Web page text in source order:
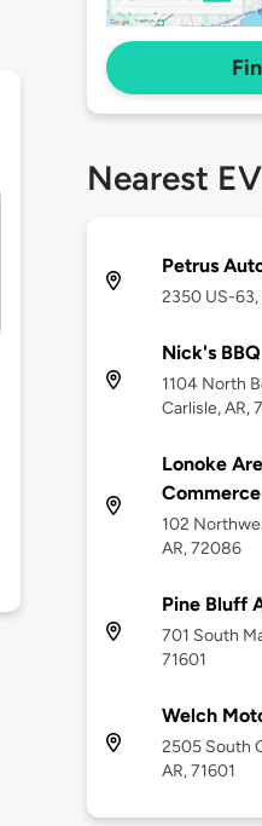
Nearest
Petrus
2350 US-63,
Nick's BBQ
1104 North
Carlisle, AR,
Lonoke
Commerce
102
AR, 72086
Pine Bluff
701 South
71601
Welch
2505 South
AR, 71601